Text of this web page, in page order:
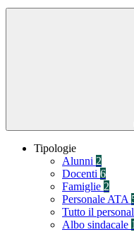
Tipologie
Alunni 2
Docenti 6
Famiglie 2
Personale ATA
Tutto il
Albo sindacale